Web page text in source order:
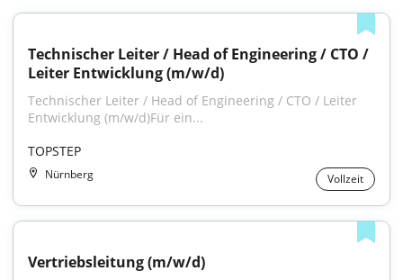
Technischer Leiter / Head of Engineering / CTO /
Leiter Entwicklung (m/w/d)
Technischer Leiter / Head of Engineering / CTO / Leiter
Entwicklung (m/w/d)Für ein...
TOPSTEP
Nürnberg Vollzeit
Vertriebsleitung (m/w/d)